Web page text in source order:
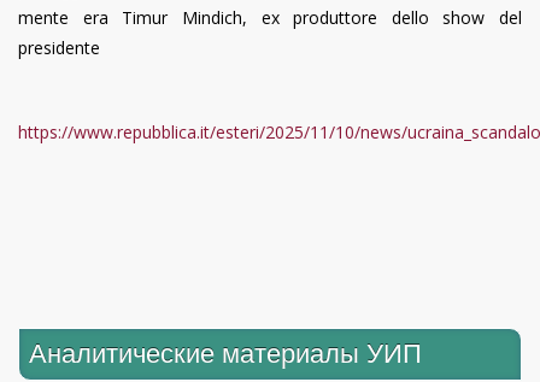
mente era Timur Mindich, ex produttore dello show del
presidente
https://www.repubblica.it/esteri/2025/11/10/news/
Аналитические материалы УИП